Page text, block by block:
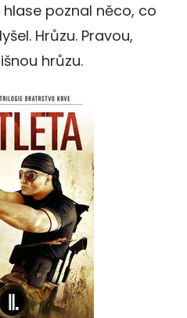
poznal něco, co
Hrůzu. Pravou,
hrůzu.